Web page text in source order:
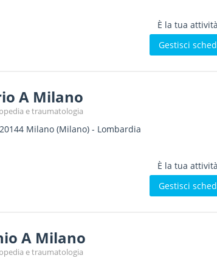
È la tua
Gestisci
A Milano
e traumatologia
20144 Milano(Milano) - Lombardia
È la tua
Gestisci
A Milano
e traumatologia